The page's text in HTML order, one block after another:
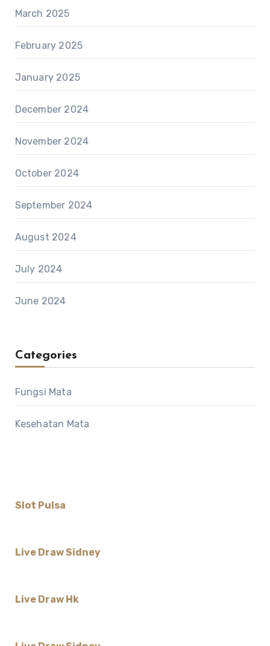
March 2025
February 2025
January 2025
December 2024
November 2024
October 2024
September 2024
August 2024
July 2024
June 2024
Categories
Fungsi Mata
Kesehatan Mata
Slot Pulsa
Live Draw Sidney
Live Draw Hk